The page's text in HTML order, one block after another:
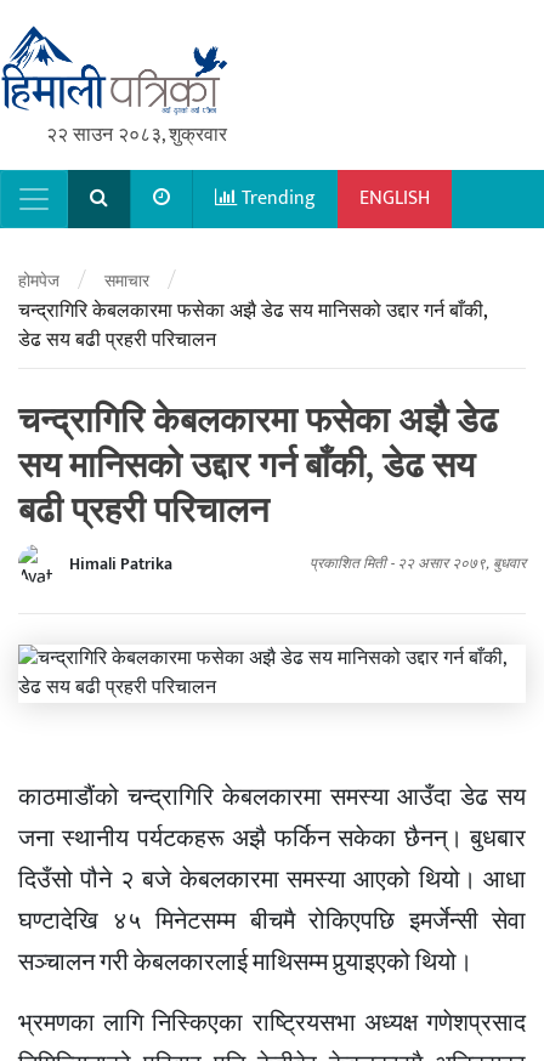
२२ साउन २०८३, शुक्रवार
Main NavigationTrending ENGLISH
होमपेज / समाचार /
चन्द्रागिरि केबलकारमा फसेका अझै डेढ सय मानिसको उद्दार गर्न बाँकी,
डेढ सय बढी प्रहरी परिचालन
चन्द्रागिरि केबलकारमा फसेका अझै डेढ
सय मानिसको उद्दार गर्न बाँकी, डेढ सय
बढी प्रहरी परिचालन
Himali Patrika प्रकाशित मिती - २२ असार २०७९, बुधवार
काठमाडौंको चन्द्रागिरि केबलकारमा समस्या आउँदा डेढ सय
जना स्थानीय पर्यटकहरू अझै फर्किन सकेका छैनन्। बुधबार
दिउँसो पौने २ बजे केबलकारमा समस्या आएको थियो। आधा
घण्टादेखि ४५ मिनेटसम्म बीचमै रोकिएपछि इमर्जेन्सी सेवा
सञ्चालन गरी केबलकारलाई माथिसम्म पुर्‍याइएको थियो।
भ्रमणका लागि निस्किएका राष्ट्रियसभा अध्यक्ष गणेशप्रसाद